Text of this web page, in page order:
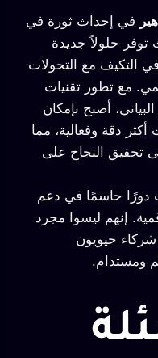
في إحداث ثورة في
توفر حلولاً جديدة
التكيف مع التحولات
مع تطور تقنيات
أصبح بإمكان
دقة وفعالية، مما
تحقيق النجاح على
دورًا حاسمًا في دعم
إنهم ليسوا مجرد
حيويون
ومستدام.